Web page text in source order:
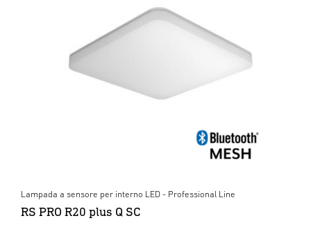
Lampada a sensore per interno LED - Professional Line
RS PRO R20 plus Q SC